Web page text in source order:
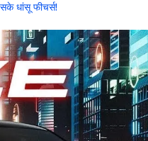
धांसू फीचर्स!